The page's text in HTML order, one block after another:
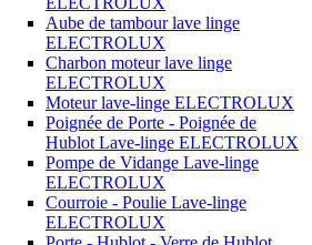
Aube de tambour lave linge
ELECTROLUX
Charbon moteur lave linge
ELECTROLUX
Moteur lave-linge ELECTROLUX
Poignée de Porte - Poignée de
Hublot Lave-linge ELECTROLUX
Pompe de Vidange Lave-linge
ELECTROLUX
Courroie - Poulie Lave-linge
ELECTROLUX